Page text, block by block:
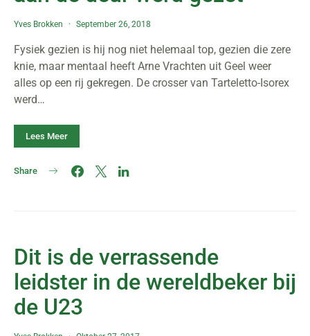
Yves Brokken September 26, 2018
Fysiek gezien is hij nog niet helemaal top, gezien die zere
knie, maar mentaal heeft Arne Vrachten uit Geel weer
alles op een rij gekregen. De crosser van Tarteletto-Isorex
werd…
Lees Meer
Share
Dit is de verrassende
leidster in de wereldbeker bij
de U23